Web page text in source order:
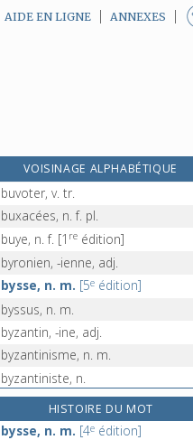
AIDE EN LIGNE ANNEXES
VOISINAGE ALPHABÉTIQUE
buveur, -euse, n.
buvoter, v. tr.
buxacées, n. f. pl.
buye, n. f. [1 re édition]
byronien, -ienne, adj.
bysse, n. m. [5e édition]
byssus, n. m.
byzantin, -ine, adj.
byzantinisme, n. m.
byzantiniste, n.
c, n. m. inv.
ça, pron. dém.
HISTOIRE DU MOT
bysse, n. m. [4e édition]